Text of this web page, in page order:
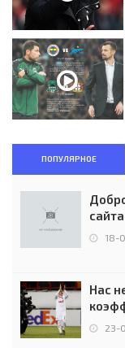
ПОПУЛЯРНОЕ
18-
Нас
23-